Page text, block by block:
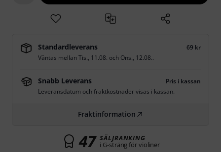
Standardleverans
69 kr
Väntas mellanTis., 11.08. och Ons., 12.08..
Snabb Leverans
Pris i kassan
Leveransdatum och fraktkostnader visas i kassan.
Fraktinformation
47 SÄLJRANKING
i G-sträng för violiner